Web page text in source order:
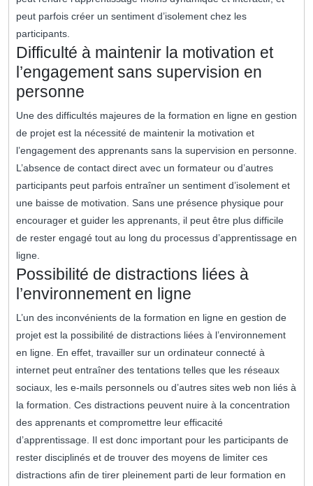
peut parfois créer un sentiment d’isolement chez les
participants.
Difficulté à maintenir la motivation et
l’engagement sans supervision en
personne
Une des difficultés majeures de la formation en ligne en gestion
de projet est la nécessité de maintenir la motivation et
l’engagement des apprenants sans la supervision en personne.
L’absence de contact direct avec un formateur ou d’autres
participants peut parfois entraîner un sentiment d’isolement et
une baisse de motivation. Sans une présence physique pour
encourager et guider les apprenants, il peut être plus difficile
de rester engagé tout au long du processus d’apprentissage en
ligne.
Possibilité de distractions liées à
l’environnement en ligne
L’un des inconvénients de la formation en ligne en gestion de
projet est la possibilité de distractions liées à l’environnement
en ligne. En effet, travailler sur un ordinateur connecté à
internet peut entraîner des tentations telles que les réseaux
sociaux, les e-mails personnels ou d’autres sites web non liés à
la formation. Ces distractions peuvent nuire à la concentration
des apprenants et compromettre leur efficacité
d’apprentissage. Il est donc important pour les participants de
rester disciplinés et de trouver des moyens de limiter ces
distractions afin de tirer pleinement parti de leur formation en